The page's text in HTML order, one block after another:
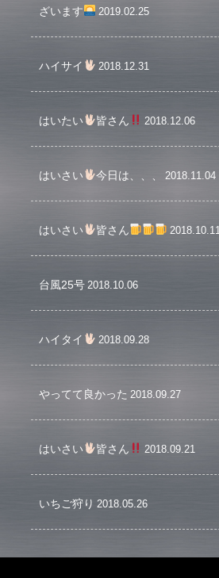
ざいます
2019.02.25
ハイサイ 2018.12.31
はいたい 皆さん 2018.12.06
はいさい 今日は、、、 2018.11.04
はいさい 皆さん 2018.10.11
台風25号 2018.10.06
ハイタイ 2018.09.28
やってて良かった 2018.09.27
はいさい 皆さん 2018.09.21
いちご狩り 2018.05.26